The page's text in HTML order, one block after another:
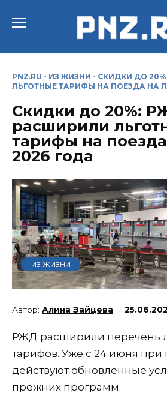
PNZ.RU - ИЗ ЖИЗНИ - СКИДКИ ДО
ЛЬГОТНЫЕ ТАРИФЫ НА ПОЕЗДА НА
Скидки до 20%:
расширили
тарифы на
2026 года
ИЗ ЖИЗНИ
Алина Зайцева
РЖД расширили перечень
тарифов. Уже с 24 июня при
действуют обновленные
прежних программ.